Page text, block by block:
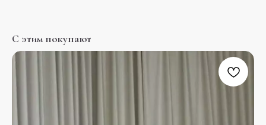
С этим покупают